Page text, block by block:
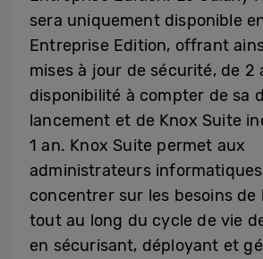
sera uniquement disponible
Entreprise Edition, offrant
mises à jour de sécurité, de 2
disponibilité à compter de sa
lancement et de Knox Suite
1 an. Knox Suite permet aux
administrateurs
concentrer sur les besoins de
tout au long du cycle de vie
en sécurisant, déployant et